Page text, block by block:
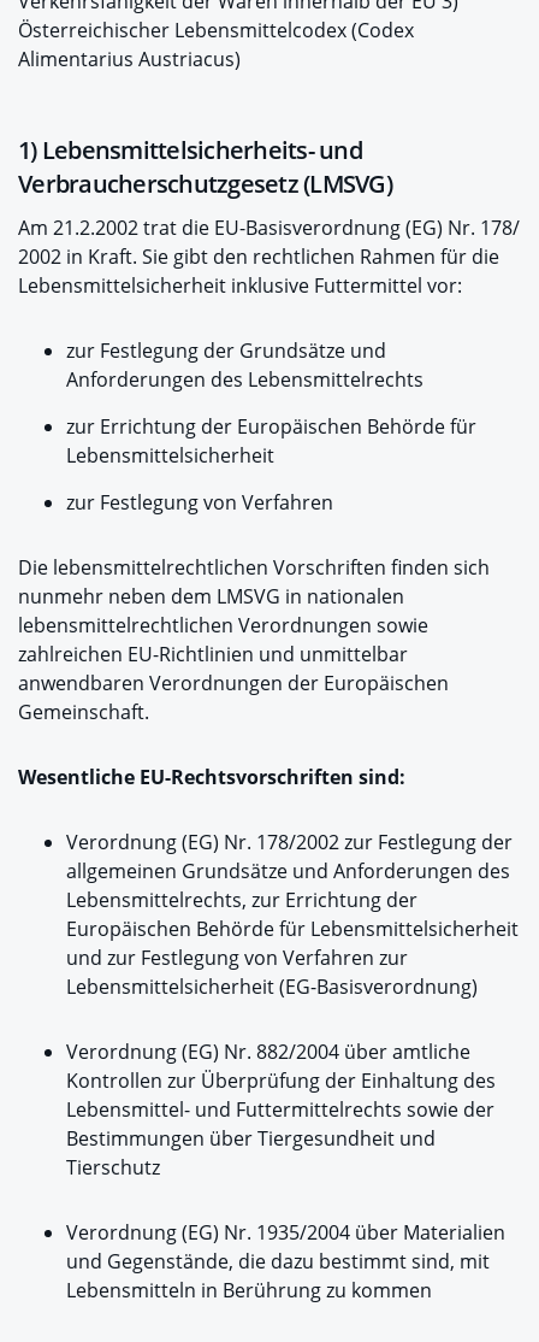
Österreichischer Lebensmittelcodex (Codex
Alimentarius Austriacus)
1) Lebensmittelsicherheits- und
Verbraucherschutzgesetz (LMSVG)
Am 21.2.2002 trat die EU-Basisverordnung (EG) Nr. 178/
2002 in Kraft. Sie gibt den rechtlichen Rahmen für die
Lebensmittelsicherheit inklusive Futtermittel vor:
zur Festlegung der Grundsätze und
Anforderungen des Lebensmittelrechts
zur Errichtung der Europäischen Behörde für
Lebensmittelsicherheit
zur Festlegung von Verfahren
Die lebensmittelrechtlichen Vorschriften finden sich
nunmehr neben dem LMSVG in nationalen
lebensmittelrechtlichen Verordnungen sowie
zahlreichen EU-Richtlinien und unmittelbar
anwendbaren Verordnungen der Europäischen
Gemeinschaft.
Wesentliche EU-Rechtsvorschriften sind:
Verordnung (EG) Nr. 178/2002 zur Festlegung der
allgemeinen Grundsätze und Anforderungen des
Lebensmittelrechts, zur Errichtung der
Europäischen Behörde für Lebensmittelsicherheit
und zur Festlegung von Verfahren zur
Lebensmittelsicherheit (EG-Basisverordnung)
Verordnung (EG) Nr. 882/2004 über amtliche
Kontrollen zur Überprüfung der Einhaltung des
Lebensmittel- und Futtermittelrechts sowie der
Bestimmungen über Tiergesundheit und
Tierschutz
Verordnung (EG) Nr. 1935/2004 über Materialien
und Gegenstände, die dazu bestimmt sind, mit
Lebensmitteln in Berührung zu kommen